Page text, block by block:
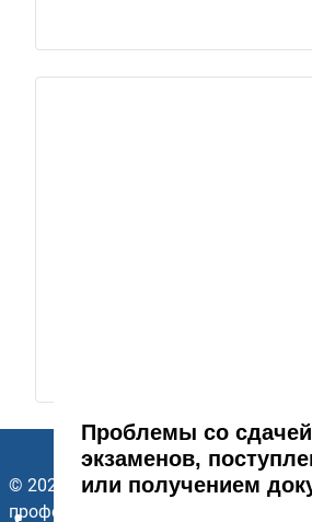
Проблемы со сдачей
экзаменов,
или получением
© 2026 ГАПОУ Стерлитамакский
профессиональный колледж. Все